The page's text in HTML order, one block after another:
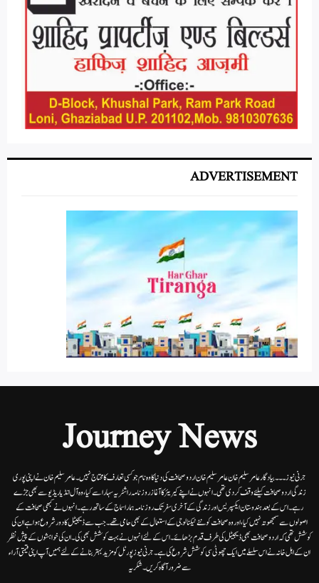
ADVERTISEMENT
Journey News
جرنی نیوز۔۔۔بیاد گار عامر سلیم خان عامر سلیم خان اردوصحافت کی دنیا کاوہ نام جو کسی تعارف کا محتاج نہیں۔عامرسلیم خان نے اپنی پوری
زندگی اردوصحافت کیلئے وقف کردی تھی۔انہوں نے اپنے کیریئر کا آغاز روزنامہ راشٹریہ سہارا سے کیا،وہ آل انڈیا ریڈیوسے بھی جڑے
رہے۔ اس کے بعد ہندوستان ایکسپریس اور زندگی کے آخری سفر تک روزنامہ ہمارا سماج کے ساتھ رہے۔ انہوں نے کبھی صحافت کے
اصولوں سے سمجھوتہ نہیں کیا، اور وہ صحافت کو نئے ٹیکنالوجی کے استعمال کے بھی حامی تھے۔ جب سے ڈیجیٹل کا دور شروع ہوا ہے ان کی
کوشش تھی کہ اردو صحافت بھی ڈیجیٹل کی طرف قدم بڑھائے۔ اس کے لئے انہوں نے بہت کوشش بھی کی۔ ان کی خواہشوں کے پیش نظر
ان کے اہل خانہ نے اس سلسلے میں ایک چھوٹی سی کوشش شروع کی ہے۔جرنی نیوز پورٹل کو مزید بہتر بنانے کے لئے ہمیں آپ اپنی قیمتی آراء
سے ضرور آگاہ کریں۔شکریہ